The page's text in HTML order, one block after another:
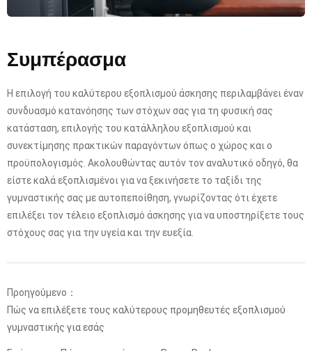
Συμπέρασμα
Η επιλογή του καλύτερου εξοπλισμού άσκησης περιλαμβάνει έναν
συνδυασμό κατανόησης των στόχων σας για τη φυσική σας
κατάσταση, επιλογής του κατάλληλου εξοπλισμού και
συνεκτίμησης πρακτικών παραγόντων όπως ο χώρος και ο
προϋπολογισμός. Ακολουθώντας αυτόν τον αναλυτικό οδηγό, θα
είστε καλά εξοπλισμένοι για να ξεκινήσετε το ταξίδι της
γυμναστικής σας με αυτοπεποίθηση, γνωρίζοντας ότι έχετε
επιλέξει τον τέλειο εξοπλισμό άσκησης για να υποστηρίξετε τους
στόχους σας για την υγεία και την ευεξία.
Προηγούμενο：
Πώς να επιλέξετε τους καλύτερους προμηθευτές εξοπλισμού
γυμναστικής για εσάς